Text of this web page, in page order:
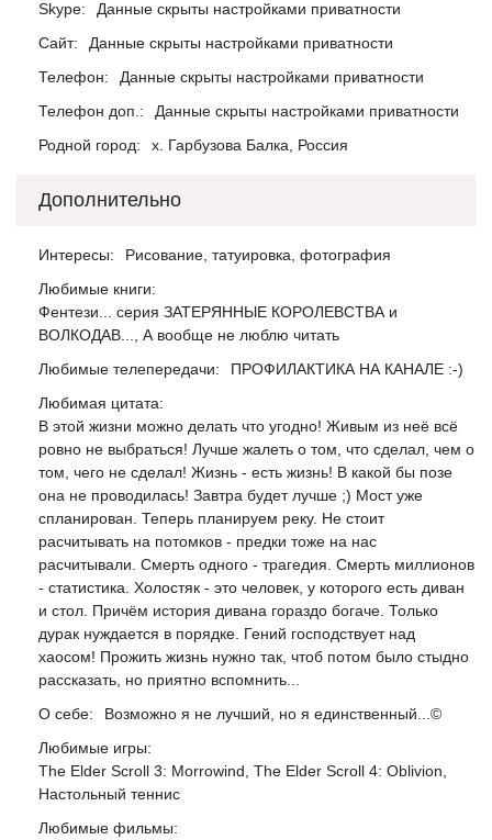
Skype:
Данные скрыты настройками приватности
Сайт:
Данные скрыты настройками приватности
Телефон:
Данные скрыты настройками приватности
Телефон доп.:
Данные скрыты настройками приватности
Родной город:
х. Гарбузова Балка, Россия
Дополнительно
Интересы:
Рисование, татуировка, фотография
Любимые книги:
Фентези... серия ЗАТЕРЯННЫЕ КОРОЛЕВСТВА и
ВОЛКОДАВ..., А вообще не люблю читать
Любимые телепередачи:
ПРОФИЛАКТИКА НА КАНАЛЕ :-)
Любимая цитата:
В этой жизни можно делать что угодно! Живым из неё всё
ровно не выбраться! Лучше жалеть о том, что сделал, чем о
том, чего не сделал! Жизнь - есть жизнь! В какой бы позе
она не проводилась! Завтра будет лучше ;) Мост уже
спланирован. Теперь планируем реку. Не стоит
расчитывать на потомков - предки тоже на нас
расчитывали. Смерть одного - трагедия. Смерть миллионов
- статистика. Холостяк - это человек, у которого есть диван
и стол. Причём история дивана гораздо богаче. Только
дурак нуждается в порядке. Гений господствует над
хаосом! Прожить жизнь нужно так, чтоб потом было стыдно
рассказать, но приятно вспомнить...
О себе:
Возможно я не лучший, но я единственный...©
Любимые игры:
The Elder Scroll 3: Morrowind, The Elder Scroll 4: Oblivion,
Настольный теннис
Любимые фильмы: